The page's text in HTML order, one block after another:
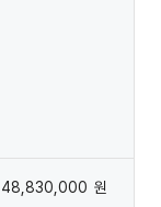
48,830,000 원